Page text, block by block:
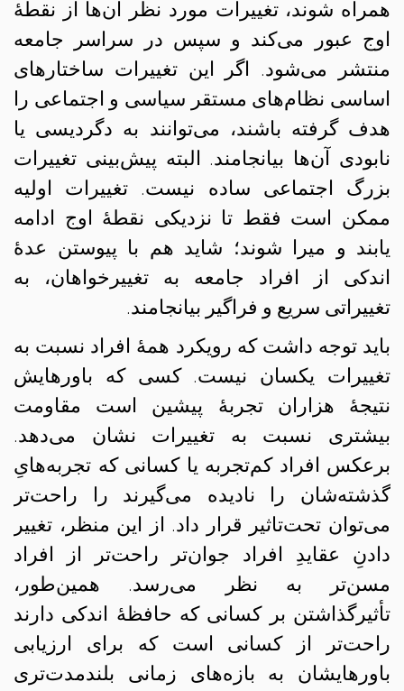
همراه شوند، تغییرات مورد نظر آن‌ها از نقطهٔ
اوج عبور می‌کند و سپس در سراسر جامعه
منتشر می‌شود. اگر این تغییرات ساختارهای
اساسی نظام‌‌های مستقر سیاسی و اجتماعی را
هدف گرفته باشند، می‌توانند به دگردیسی یا
نابودی آن‌ها بیانجامند. البته پیش‌بینی تغییرات
بزرگ اجتماعی ساده نیست. تغییرات اولیه
ممکن است فقط تا نزدیکی نقطهٔ اوج ادامه
یابند و میرا شوند؛ شاید هم با پیوستن عدهٔ
اندکی از افراد جامعه به تغییرخواهان، به
تغییراتی سریع و فراگیر بیانجامند.
باید توجه داشت که رویکرد همهٔ افراد نسبت به
تغییرات یکسان نیست. کسی که باورهایش
نتیجهٔ هزاران تجربهٔ پیشین است مقاومت
بیشتری نسبت به تغییرات نشان می‌دهد.
برعکس افراد کم‌تجربه یا کسانی که تجربه‌هایِ
گذشته‌شان را نادیده می‌گیرند را راحت‌تر
می‌توان تحت‌تاثیر قرار داد. از این منظر، تغییر
دادنِ عقایدِ افراد جوان‌تر راحت‌تر از افراد
مسن‌تر به نظر می‌رسد. همین‌طور،
تأثیرگذاشتن بر کسانی که حافظهٔ اندکی دارند
راحت‌تر از کسانی است که برای ارزیابی
باورهایشان به بازه‌های زمانی بلندمدت‌تری